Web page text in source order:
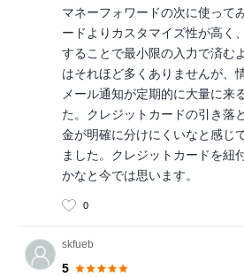
マネーフォワードの次に使って
ードよりカスタマイズ性が高く
することで最小限の入力で済む
はそれほど多くありませんが、
メール通知が定期的に大量に来
た。クレジットカードの引き落
金が明確に分けにくいなと感じ
ました。クレジットカードを紐
かなと今では思います。
0
skfueb
5